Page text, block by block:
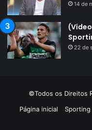
14 de
22 de
©Todos os Direitos
Página inicial
Sporting